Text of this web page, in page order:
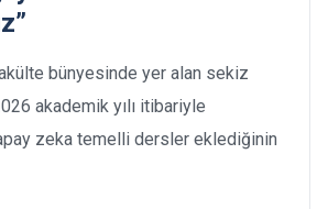
bünyesinde yer alan sekiz
akademik yılı itibariyle
zeka temelli dersler eklediğinin